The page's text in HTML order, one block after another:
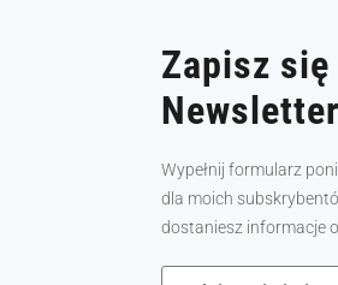
Zapisz się
Wypełnij formularz
dla moich
dostaniesz informacje